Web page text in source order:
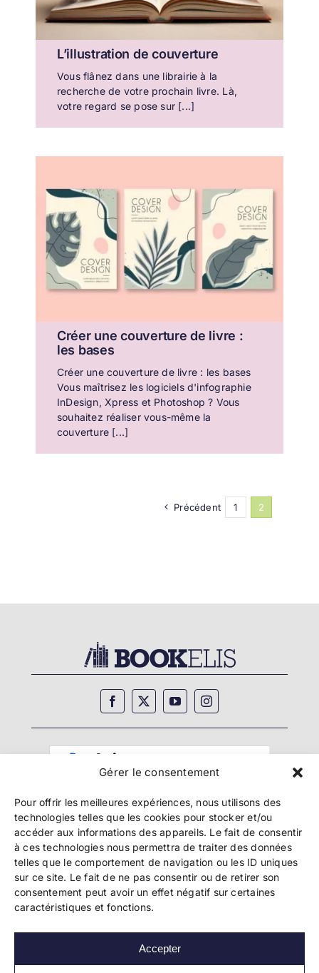
Gérer le consentement
Pour offrir les meilleures expériences, nous utilisons des
technologies telles que les cookies pour stocker et/ou
accéder aux informations des appareils. Le fait de consentir
à ces technologies nous permettra de traiter des données
telles que le comportement de navigation ou les ID uniques
sur ce site. Le fait de ne pas consentir ou de retirer son
consentement peut avoir un effet négatif sur certaines
caractéristiques et fonctions.
Accepter
L’illustration de couverture
Vous flânez dans une librairie à la
recherche de votre prochain livre. Là,
votre regard se pose sur [...]
Créer une couverture de livre :
les bases
Créer une couverture de livre : les bases
Vous maîtrisez les logiciels d'infographie
InDesign, Xpress et Photoshop ? Vous
souhaitez réaliser vous-même la
couverture [...]
Précédent 1 2
Copyright 2024 Bookelis –CGU–CGS–CGPPA–
Mentions légales–Politique de confidentialité–
Paiement et sécurité
Les liens essentiels